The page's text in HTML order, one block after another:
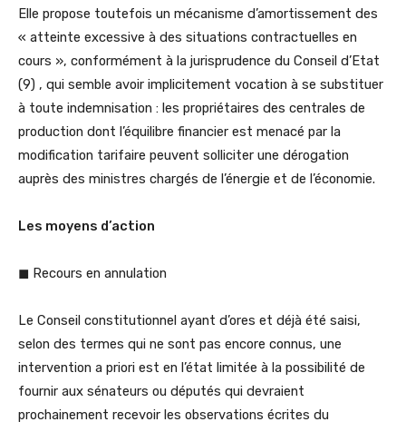
Elle propose toutefois un mécanisme d’amortissement des
« atteinte excessive à des situations contractuelles en
cours », conformément à la jurisprudence du Conseil d’Etat
(9) , qui semble avoir implicitement vocation à se substituer
à toute indemnisation : les propriétaires des centrales de
production dont l’équilibre financier est menacé par la
modification tarifaire peuvent solliciter une dérogation
auprès des ministres chargés de l’énergie et de l’économie.
Les moyens d’action
◼ Recours en annulation
Le Conseil constitutionnel ayant d’ores et déjà été saisi,
selon des termes qui ne sont pas encore connus, une
intervention a priori est en l’état limitée à la possibilité de
fournir aux sénateurs ou députés qui devraient
prochainement recevoir les observations écrites du